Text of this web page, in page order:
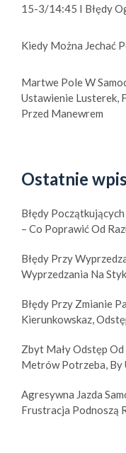
15-3/14:45 I Błędy
Kiedy Można Jechać
Martwe Pole W
Ustawienie Lusterek,
Przed Manewrem
Ostatnie
Błędy
– Co Poprawić Od
Błędy Przy
Wyprzedzania Na
Błędy Przy Zmianie
Kierunkowskaz,
Zbyt Mały Odstęp
Metrów Potrzeba, By
Agresywna Jazda
Frustracja Podnoszą